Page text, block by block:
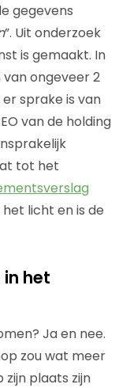
gegevens
”. Uit onderzoek
is gemaakt. In
ongeveer 2
sprake is van
van de holding
tot het
licht en is de
het
Ja en nee.
zou wat meer
plaats zijn